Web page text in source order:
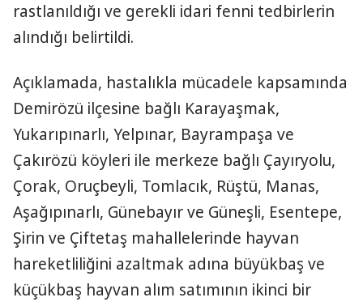
rastlanıldığı ve gerekli idari fenni tedbirlerin
alındığı belirtildi.
Açıklamada, hastalıkla mücadele kapsamında
Demirözü ilçesine bağlı Karayaşmak,
Yukarıpınarlı, Yelpınar, Bayrampaşa ve
Çakırözü köyleri ile merkeze bağlı Çayıryolu,
Çorak, Oruçbeyli, Tomlacık, Rüştü, Manas,
Aşağıpınarlı, Günebayır ve Güneşli, Esentepe,
Şirin ve Çiftetaş mahallelerinde hayvan
hareketliliğini azaltmak adına büyükbaş ve
küçükbaş hayvan alım satımının ikinci bir